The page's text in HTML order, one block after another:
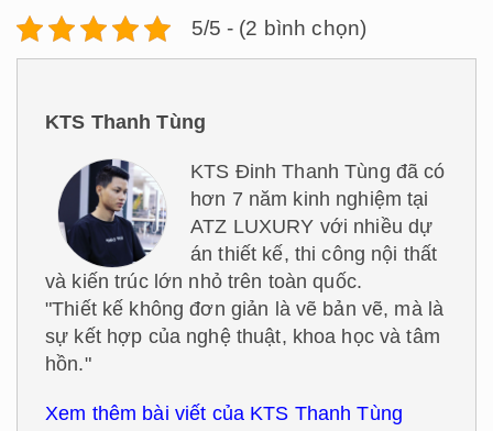
5/5 - (2 bình chọn)
KTS Thanh Tùng
KTS Đinh Thanh Tùng đã có
hơn 7 năm kinh nghiệm tại
ATZ LUXURY với nhiều dự
án thiết kế, thi công nội thất
và kiến trúc lớn nhỏ trên toàn quốc.
"Thiết kế không đơn giản là vẽ bản vẽ, mà là
sự kết hợp của nghệ thuật, khoa học và tâm
hồn."
Xem thêm bài viết của KTS Thanh Tùng